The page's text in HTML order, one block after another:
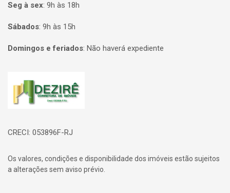
Seg à sex: 9h às 18h
Sábados: 9h às 15h
Domingos e feriados: Não haverá expediente
Página inicial
CRECI: 053896F-RJ
Os valores, condições e disponibilidade dos imóveis estão sujeitos
a alterações sem aviso prévio.